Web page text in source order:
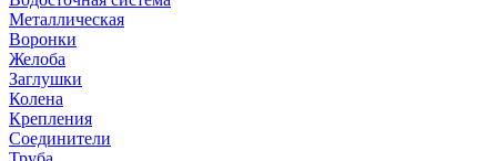
Металлическая
Воронки
Желоба
Заглушки
Колена
Крепления
Соединители